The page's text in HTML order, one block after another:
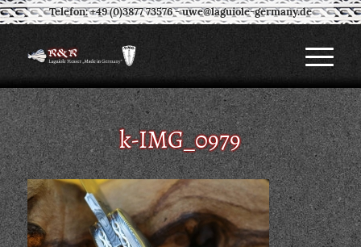
Telefon: +49 (0)3877 73576-uwe@laguiole-germany.de
k-IMG_0979